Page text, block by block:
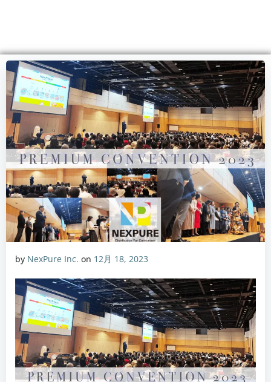
ン
ツ
へ
ス
キ
ッ
プ
by NexPure Inc. on 12月 18, 2023